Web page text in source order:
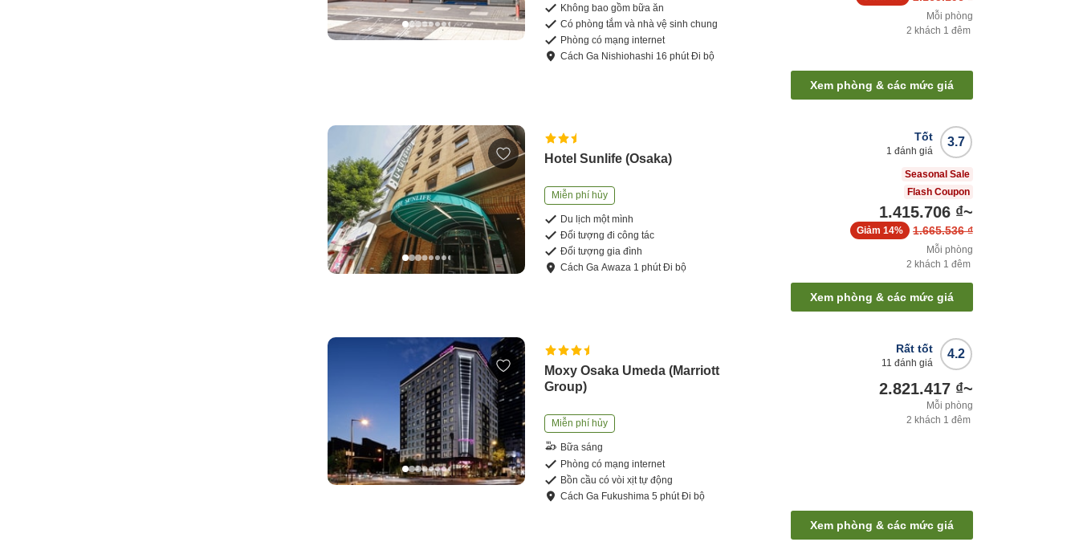
Không bao gồm bữa ăn
Có phòng tắm và nhà vệ sinh chung
Phòng có mạng internet
CáchGa Nishiohashi 16 phútĐi bộ
Mỗi phòng
2 khách 1 đêm
Xem phòng & các mức giá
Hotel Sunlife (Osaka)
Miễn phí hủy
Du lịch một mình
Đối tượng đi công tác
Đối tượng gia đình
CáchGa Awaza 1 phútĐi bộ
3.7
Tốt
1 đánh giá
Seasonal Sale
Flash Coupon
1.415.706 ₫~
1.665.536 ₫
Giảm 14%
Mỗi phòng
2 khách 1 đêm
Xem phòng & các mức giá
Moxy Osaka Umeda (Marriott
Group)
Miễn phí hủy
Bữa sáng
Phòng có mạng internet
Bồn cầu có vòi xịt tự động
CáchGa Fukushima 5 phútĐi bộ
4.2
Rất tốt
11 đánh giá
2.821.417 ₫~
Mỗi phòng
2 khách 1 đêm
Xem phòng & các mức giá